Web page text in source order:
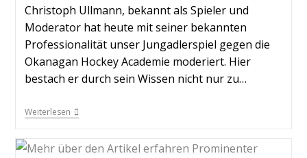
Christoph Ullmann, bekannt als Spieler und
Moderator hat heute mit seiner bekannten
Professionalität unser Jungadlerspiel gegen die
Okanagan Hockey Academie moderiert. Hier
bestach er durch sein Wissen nicht nur zu…
Weiterlesen